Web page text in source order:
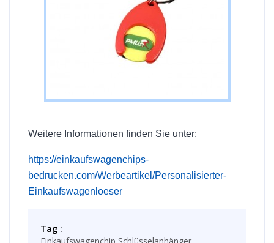
Weitere Informationen finden Sie unter:
https://einkaufswagenchips-
bedrucken.com/Werbeartikel/Personalisierter-
Einkaufswagenloeser
Tag :